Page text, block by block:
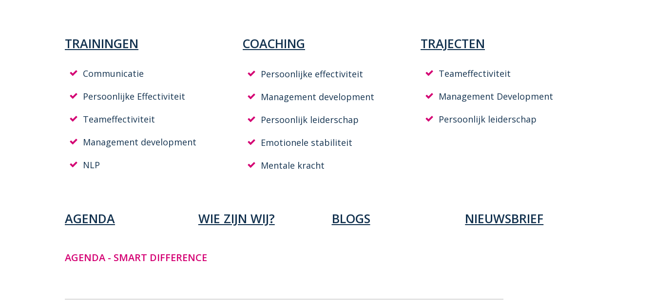
TRAININGEN
Communicatie
Persoonlijke Effectiviteit
Teameffectiviteit
Management development
NLP
COACHING
Persoonlijke effectiviteit
Management development
Persoonlijk leiderschap
Emotionele stabiliteit
Mentale kracht
TRAJECTEN
Teameffectiviteit
Management Development
Persoonlijk leiderschap
AGENDA WIE ZIJN WIJ? BLOGS NIEUWSBRIEF
AGENDA - SMART DIFFERENCE